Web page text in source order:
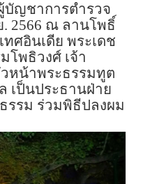
บัญชาการตำรวจ
2566 ณ ลานโพธิ์
ศอินเดีย พระเดช
โพธิวงศ์ เจ้า
หน้าพระธรรมทูต
เป็นประธานฝ่าย
รม ร่วมพิธีปลงผม